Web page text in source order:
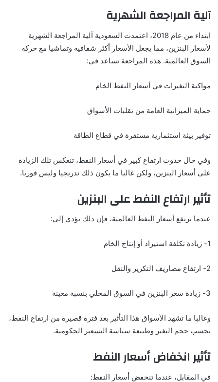
آلية المراجعة الشهرية
ابتداء من عام 2018، اعتمدت السعودية آلية المراجعة الشهرية
لأسعار البنزين، مما يجعل الأسعار أكثر شفافية وتماشيا مع حركة
السوق العالمية. هذه المراجعة تساعد في:
مواكبة التغيرات في أسعار النفط الخام
حماية الميزانية العامة من تقلبات الأسواق
توفير بيئة استثمارية مستقرة في قطاع الطاقة
وفي حال حدوث ارتفاع كبير في أسعار النفط، تنعكس تلك الزيادة
على أسعار البنزين، ولكن غالبا ما يكون ذلك تدريجيا وليس فوريا.
تأثير ارتفاع النفط على البنزين
عندما ترتفع أسعار النفط العالمية، فإن ذلك يؤدي إلى:
1- زيادة تكلفة استيراد أو إنتاج الخام
2- ارتفاع مصاريف التكرير والنقل
3- زيادة سعر البنزين في السوق المحلي بنسبة معينة
وغالبا ما تشهد الأسواق هذا التأثير بعد فترة قصيرة من ارتفاع النفط،
بحسب حجم التغير وطبيعة سياسة التسعير الحكومية.
تأثير انخفاض أسعار النفط
في المقابل، عندما تنخفض أسعار النفط: